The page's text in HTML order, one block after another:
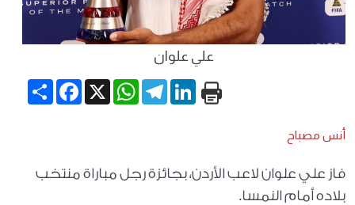
علي علوان
Share
Facebook X
WhatsApp
TelegramLinkedIn
أنس مصباح
فاز علي علوان لاعب الأردن، بجائزة رجل مباراة منتخب
بلاده أمام النمسا.